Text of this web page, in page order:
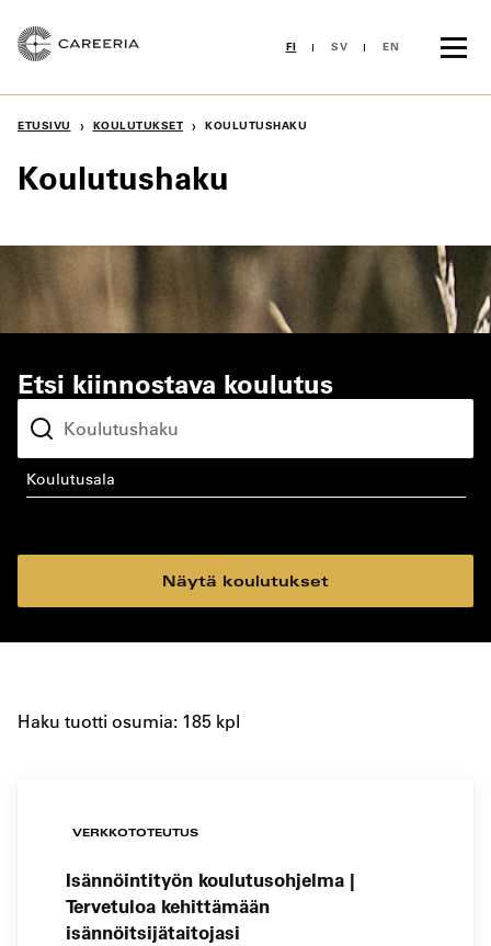
sisältöön
FI SV EN
ETUSIVU › KOULUTUKSET › KOULUTUSHAKU
Koulutushaku
Etsi kiinnostava koulutus
koulutusala
Näytä koulutukset
Haku tuotti osumia: 185 kpl
VERKKOTOTEUTUS
Isännöintityön koulutusohjelma |
Tervetuloa kehittämään
isännöitsijätaitojasi